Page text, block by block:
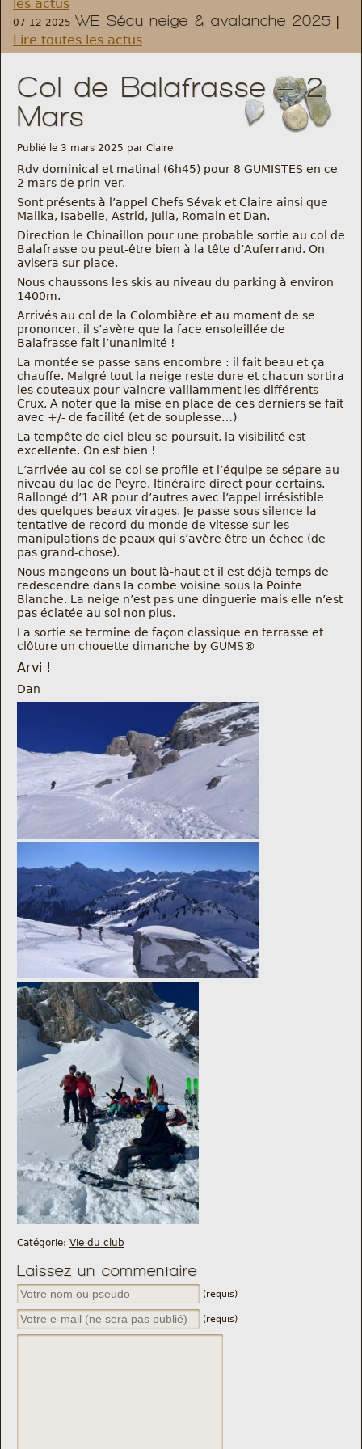
Règlement et statuts
Modalités d’inscriptions
Cartes découvertes
Comité Directeur
Frais kilométriques
Formation
Infos contact
Nous contacter
Nous trouver
Comment être informé des sorties
Programme
Crazy Gums
Rechercher
les actus
07-12-2025 WE Sécu neige & avalanche 2025 |
Lire toutes les actus
Col de Balafrasse – 2
Mars
Publié le 3 mars 2025 par Claire
Rdv dominical et matinal (6h45) pour 8 GUMISTES en ce
2 mars de prin-ver.
Sont présents à l’appel Chefs Sévak et Claire ainsi que
Malika, Isabelle, Astrid, Julia, Romain et Dan.
Direction le Chinaillon pour une probable sortie au col de
Balafrasse ou peut-être bien à la tête d’Auferrand. On
avisera sur place.
Nous chaussons les skis au niveau du parking à environ
1400m.
Arrivés au col de la Colombière et au moment de se
prononcer, il s’avère que la face ensoleillée de
Balafrasse fait l’unanimité !
La montée se passe sans encombre : il fait beau et ça
chauffe. Malgré tout la neige reste dure et chacun sortira
les couteaux pour vaincre vaillamment les différents
Crux. A noter que la mise en place de ces derniers se fait
avec +/- de facilité (et de souplesse…)
La tempête de ciel bleu se poursuit, la visibilité est
excellente. On est bien !
L’arrivée au col se col se profile et l’équipe se sépare au
niveau du lac de Peyre. Itinéraire direct pour certains.
Rallongé d’1 AR pour d’autres avec l’appel irrésistible
des quelques beaux virages. Je passe sous silence la
tentative de record du monde de vitesse sur les
manipulations de peaux qui s’avère être un échec (de
pas grand-chose).
Nous mangeons un bout là-haut et il est déjà temps de
redescendre dans la combe voisine sous la Pointe
Blanche. La neige n’est pas une dinguerie mais elle n’est
pas éclatée au sol non plus.
La sortie se termine de façon classique en terrasse et
clôture un chouette dimanche by GUMS®
Arvi !
Dan
Catégorie: Vie du club
Laissez un commentaire
(requis)
(requis)